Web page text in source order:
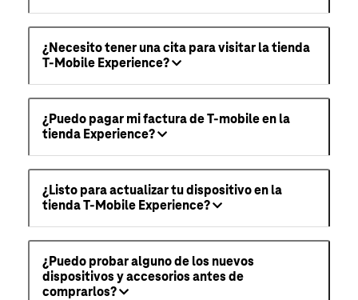
¿Necesito tener una cita para visitar la tienda
T-Mobile Experience?
¿Puedo pagar mi factura de T-mobile en la
tienda Experience?
¿Listo para actualizar tu dispositivo en la
tienda T-Mobile Experience?
¿Puedo probar alguno de los nuevos
dispositivos y accesorios antes de
comprarlos?